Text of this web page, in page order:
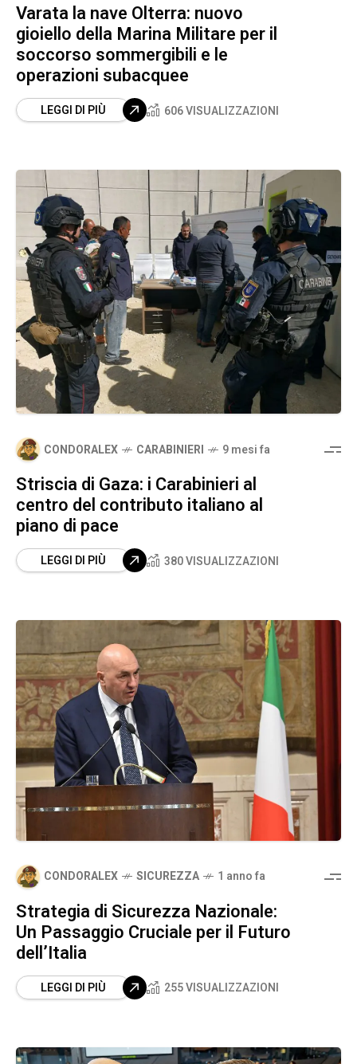
Varata la nave Olterra: nuovo
gioiello della Marina Militare per il
soccorso sommergibili e le
operazioni subacquee
LEGGI DI PIÙ 606 VISUALIZZAZIONI
CONDORALEX CARABINIERI 9 mesi fa
Striscia di Gaza: i Carabinieri al
centro del contributo italiano al
piano di pace
LEGGI DI PIÙ 380 VISUALIZZAZIONI
CONDORALEX SICUREZZA 1 anno fa
Strategia di Sicurezza Nazionale:
Un Passaggio Cruciale per il Futuro
dell’Italia
LEGGI DI PIÙ 255 VISUALIZZAZIONI